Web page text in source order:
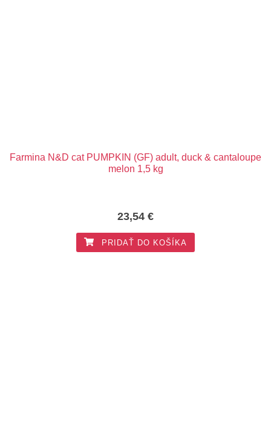
Farmina N&D cat PUMPKIN (GF) adult, duck & cantaloupe
melon 1,5 kg
23,54 €
PRIDAŤ DO KOŠÍKA